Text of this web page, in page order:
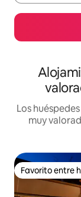
Los
muy
Favorito entre
Favorito entre